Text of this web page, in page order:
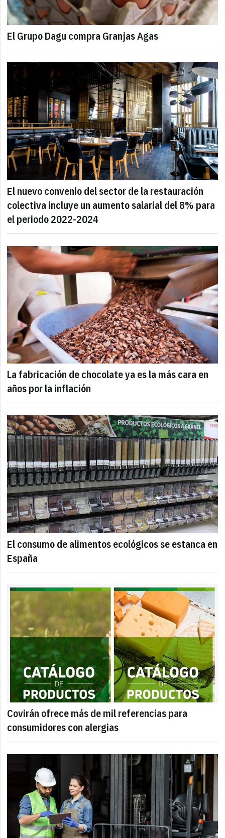
El Grupo Dagu compra Granjas Agas
El nuevo convenio del sector de la restauración
colectiva incluye un aumento salarial del 8% para
el periodo 2022-2024
La fabricación de chocolate ya es la más cara en
años por la inflación
El consumo de alimentos ecológicos se estanca en
España
Covirán ofrece más de mil referencias para
consumidores con alergias